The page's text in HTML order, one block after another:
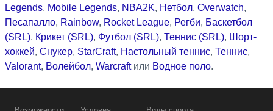
Legends, Mobile Legends, NBA2K, Нетбол, Overwatch,
Песапалло, Rainbow, Rocket League, Регби, Баскетбол
(SRL), Крикет (SRL), Футбол (SRL), Теннис (SRL), Шорт-
хоккей, Снукер, StarCraft, Настольный теннис, Теннис,
Valorant, Волейбол, Warcraftили Водное поло.